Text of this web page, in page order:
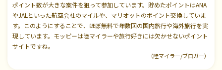
ポイント数が大きな案件を狙って参加しています。貯めたポイントはANA
やJALといった航空会社のマイルや、マリオットのポイント交換していま
す。このようにすることで、ほぼ無料で年数回の国内旅行や海外旅行を実
現しています。モッピーは陸マイラーや旅行好きには欠かせないポイント
サイトですね。
（陸マイラー/ブロガー）